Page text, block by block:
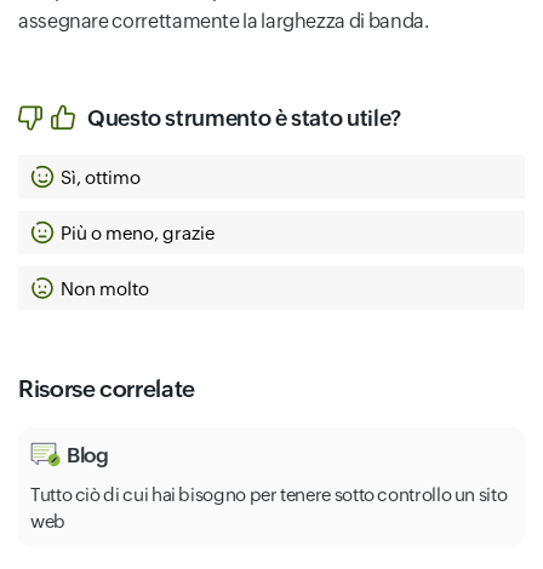
assegnare correttamente la larghezza di banda.
Questo strumento è stato utile?
Sì, ottimo
Più o meno, grazie
Non molto
Risorse correlate
Blog
Tutto ciò di cui hai bisogno per tenere sotto controllo un sito
web